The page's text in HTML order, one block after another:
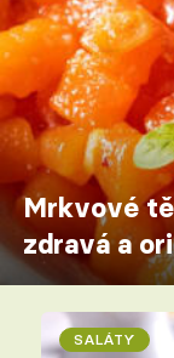
Mrkvové
zdravá a
SALÁTY